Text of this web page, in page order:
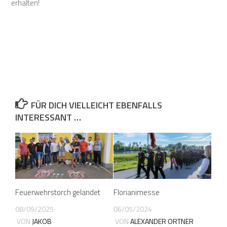
erhalten!
FÜR DICH VIELLEICHT EBENFALLS
INTERESSANT …
Feuerwehrstorch gelandet
08/09/2025
VON JAKOB
Florianimesse
06/05/2024
VONALEXANDER ORTNER